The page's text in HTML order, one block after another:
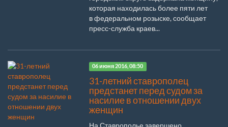
которая находилась более пяти лет
в федеральном розыске, сообщает
пресс-служба краев...
06 июня 2016, 08:50
31-летний ставрополец
предстанет перед судом за
насилие в отношении двух
женщин
На Ставрополье завершено